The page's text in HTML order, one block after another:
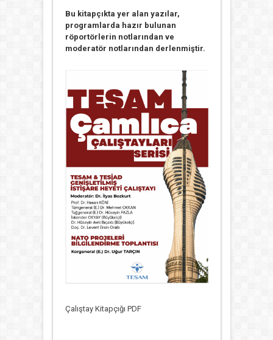
Bu kitapçıkta yer alan yazılar,
programlarda hazır bulunan
röportörlerin notlarından ve
moderatör notlarından derlenmiştir.
Çalıştay Kitapçığı PDF